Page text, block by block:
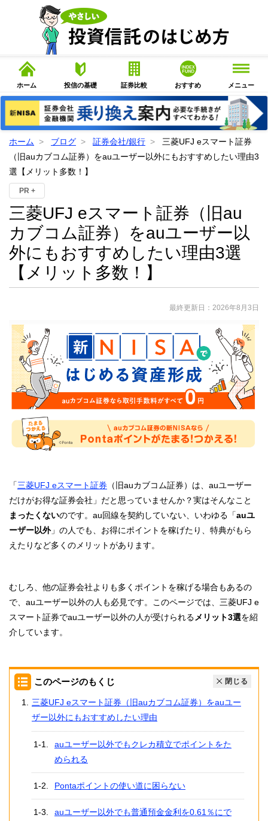
ホーム 投信の基礎 証券比較 おすすめ メニュー
ホーム ブログ 証券会社/銀行
三菱UFJ eスマート証券
（旧auカブコム証券）をauユーザー以外にもおすすめしたい理由3
選【メリット多数！】
PR +
三菱UFJ eスマート証券（旧au
カブコム証券）をauユーザー以
外にもおすすめしたい理由3選
【メリット多数！】
最終更新日： 2026年8月3日
「三菱UFJ eスマート証券 （旧auカブコム証券）は、auユーザー
だけがお得な証券会社」だと思っていませんか？実はそんなこと
まったくないのです。au回線を契約していない、いわゆる「auユ
ーザー以外」の人でも、お得にポイントを稼げたり、特典がもら
えたりなど多くのメリットがあります。
むしろ、他の証券会社よりも多くポイントを稼げる場合もあるの
で、auユーザー以外の人も必見です。このページでは、三菱UFJ e
スマート証券でauユーザー以外の人が受けられる メリット3選を紹
介しています。
このページのもくじ 閉じる
三菱UFJ eスマート証券（旧auカブコム証券）をauユー
ザー以外にもおすすめしたい理由
auユーザー以外でもクレカ積立でポイントをた
められる
Pontaポイントの使い道に困らない
auユーザー以外でも普通預金金利を0.61％にで